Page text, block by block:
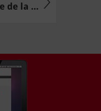
de la ...